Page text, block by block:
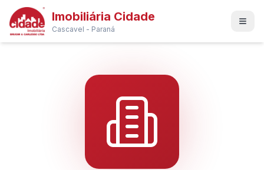
Imobiliária Cidade
Cascavel - Paraná